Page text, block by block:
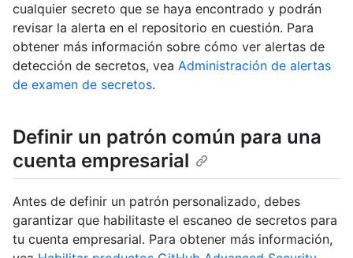
cualquier secreto que se haya encontrado y podrán
revisar la alerta en el repositorio en cuestión. Para
obtener más información sobre cómo ver alertas de
detección de secretos, vea Administración de alertas
de examen de secretos.
Definir un patrón común para una
cuenta empresarial
Antes de definir un patrón personalizado, debes
garantizar que habilitaste el escaneo de secretos para
tu cuenta empresarial. Para obtener más información,